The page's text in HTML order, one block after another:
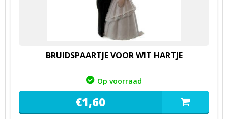
BRUIDSPAARTJE VOOR WIT HARTJE
Op voorraad
€1,60